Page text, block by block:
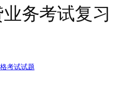
务考试复习
考试试题